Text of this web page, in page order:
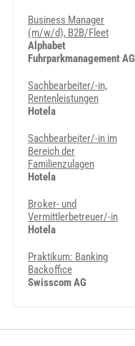
Business Manager
(m/w/d), B2B/Fleet
Alphabet
Fuhrparkmanagement AG
Sachbearbeiter/-in,
Rentenleistungen
Hotela
Sachbearbeiter/-in im
Bereich der
Familienzulagen
Hotela
Broker- und
Vermittlerbetreuer/-in
Hotela
Praktikum: Banking
Backoffice
Swisscom AG